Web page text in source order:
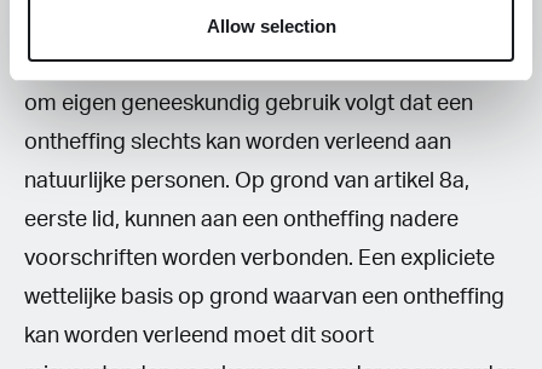
Allow selection
regelmatig tot huisuitzettingen door de
verhuurder. Uit de voorwaarde dat het moet gaan
om eigen geneeskundig gebruik volgt dat een
ontheffing slechts kan worden verleend aan
natuurlijke personen. Op grond van artikel 8a,
eerste lid, kunnen aan een ontheffing nadere
voorschriften worden verbonden. Een expliciete
wettelijke basis op grond waarvan een ontheffing
kan worden verleend moet dit soort